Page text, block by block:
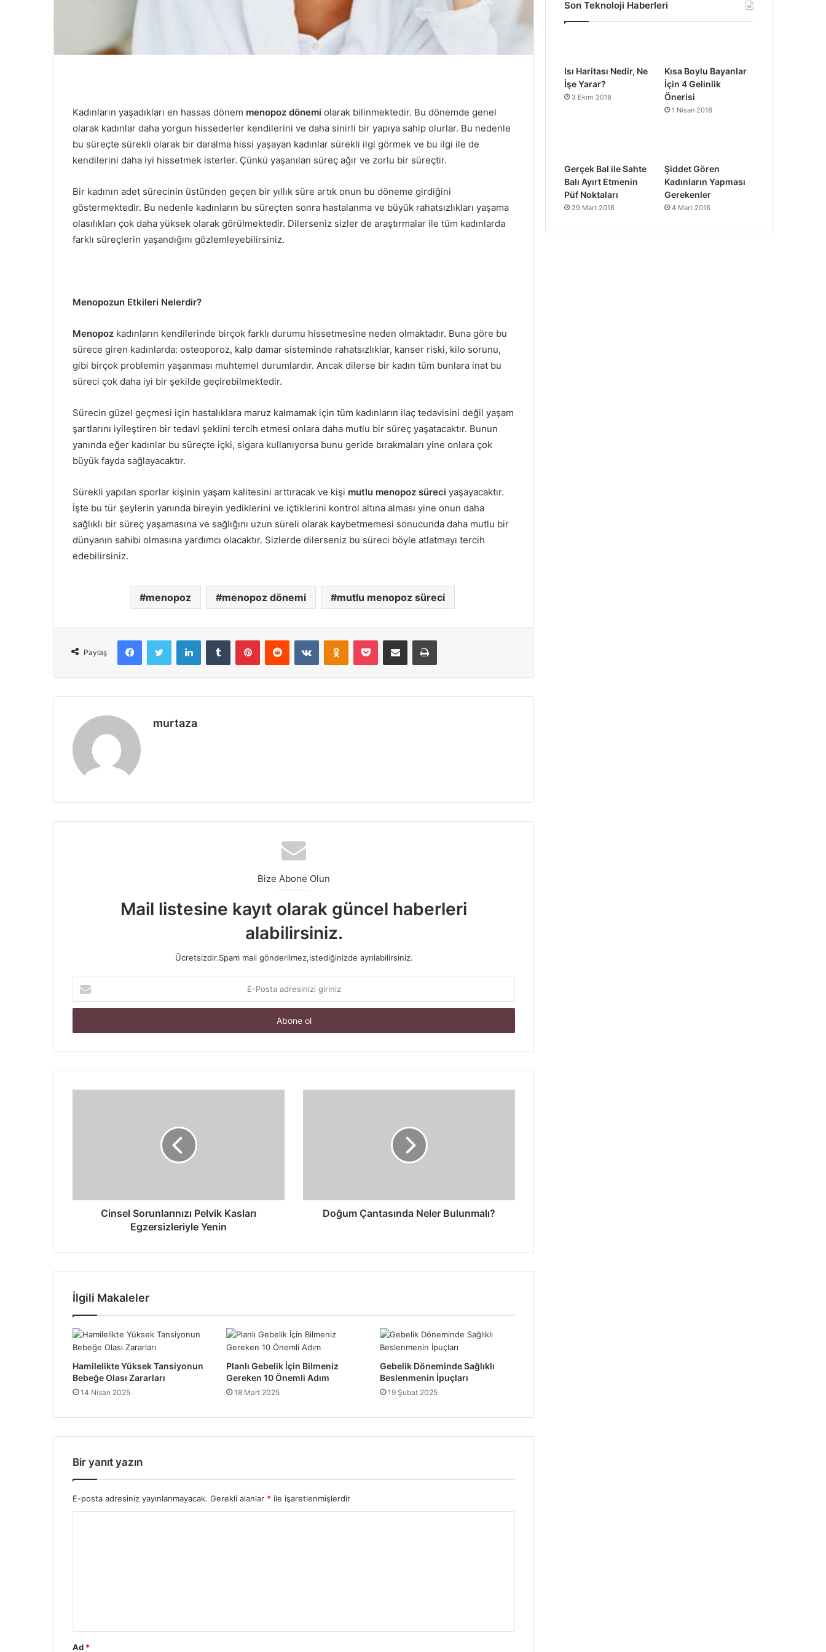
Kadınların yaşadıkları en hassas dönem menopoz dönemi olarak bilinmektedir. Bu dönemde genel
olarak kadınlar daha yorgun hissederler kendilerini ve daha sinirli bir yapıya sahip olurlar. Bu nedenle
bu süreçte sürekli olarak bir daralma hissi yaşayan kadınlar sürekli ilgi görmek ve bu ilgi ile de
kendilerini daha iyi hissetmek isterler. Çünkü yaşanılan süreç ağır ve zorlu bir süreçtir.
Bir kadının adet sürecinin üstünden geçen bir yıllık süre artık onun bu döneme girdiğini
göstermektedir. Bu nedenle kadınların bu süreçten sonra hastalanma ve büyük rahatsızlıkları yaşama
olasılıkları çok daha yüksek olarak görülmektedir. Dilerseniz sizler de araştırmalar ile tüm kadınlarda
farklı süreçlerin yaşandığını gözlemleyebilirsiniz.
Menopozun Etkileri Nelerdir?
Menopoz kadınların kendilerinde birçok farklı durumu hissetmesine neden olmaktadır. Buna göre bu
sürece giren kadınlarda: osteoporoz, kalp damar sisteminde rahatsızlıklar, kanser riski, kilo sorunu,
gibi birçok problemin yaşanması muhtemel durumlardır. Ancak dilerse bir kadın tüm bunlara inat bu
süreci çok daha iyi bir şekilde geçirebilmektedir.
Sürecin güzel geçmesi için hastalıklara maruz kalmamak için tüm kadınların ilaç tedavisini değil yaşam
şartlarını iyileştiren bir tedavi şeklini tercih etmesi onlara daha mutlu bir süreç yaşatacaktır. Bunun
yanında eğer kadınlar bu süreçte içki, sigara kullanıyorsa bunu geride bırakmaları yine onlara çok
büyük fayda sağlayacaktır.
Sürekli yapılan sporlar kişinin yaşam kalitesini arttıracak ve kişi mutlu menopoz süreci yaşayacaktır.
İşte bu tür şeylerin yanında bireyin yediklerini ve içtiklerini kontrol altına alması yine onun daha
sağlıklı bir süreç yaşamasına ve sağlığını uzun süreli olarak kaybetmemesi sonucunda daha mutlu bir
dünyanın sahibi olmasına yardımcı olacaktır. Sizlerde dilerseniz bu süreci böyle atlatmayı tercih
edebilirsiniz.
menopoz menopoz dönemi mutlu menopoz süreci
Paylaş
Facebook
X LinkedInTumblr PinterestReddit VKontakteOdnoklassniki
Pocket E-Posta ile paylaş Yazdır
murtaza
Bize Abone Olun
Mail listesine kayıt olarak güncel haberleri
alabilirsiniz.
Ücretsizdir.Spam mail gönderilmez,istediğinizde ayrılabilirsiniz.
Posta
adresinizi
Cinsel Sorunlarınızı Pelvik Kasları
Egzersizleriyle Yenin
Doğum Çantasında Neler Bulunmalı?
İlgili Makaleler
Hamilelikte Yüksek Tansiyonun
Bebeğe Olası Zararları
14 Nisan 2025
Planlı Gebelik İçin Bilmeniz
Gereken 10 Önemli Adım
18 Mart 2025
Gebelik Döneminde Sağlıklı
Beslenmenin İpuçları
19 Şubat 2025
Bir yanıt yazın
E-posta adresiniz yayınlanmayacak. Gerekli alanlar * ile işaretlenmişlerdir
Ad *
Son Teknoloji Haberleri
Isı Haritası Nedir, Ne
İşe Yarar?
3 Ekim 2018
Kısa Boylu Bayanlar
İçin 4 Gelinlik
Önerisi
1 Nisan 2018
Gerçek Bal ile Sahte
Balı Ayırt Etmenin
Püf Noktaları
29 Mart 2018
Şiddet Gören
Kadınların Yapması
Gerekenler
4 Mart 2018